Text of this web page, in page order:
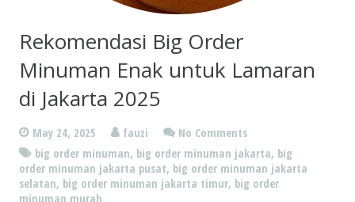
Rekomendasi Big Order
Minuman Enak untuk Lamaran
di Jakarta 2025
May 24, 2025 fauzi
No Comments
big order minuman, big order minuman jakarta, big
order minuman jakarta pusat, big order minuman jakarta
selatan, big order minuman jakarta timur, big order
minuman murah